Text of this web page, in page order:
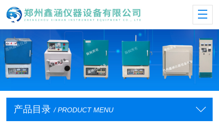
产品目录 / PRODUCT MENU